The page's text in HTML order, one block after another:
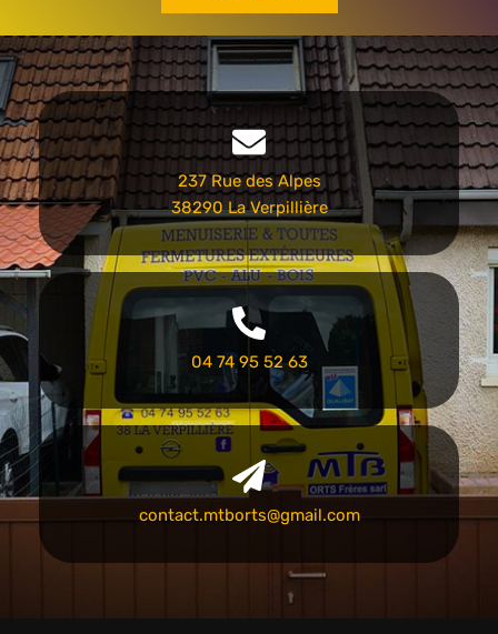
237 Rue des Alpes
38290 La Verpillière
04 74 95 52 63
contact.mtborts@gmail.com